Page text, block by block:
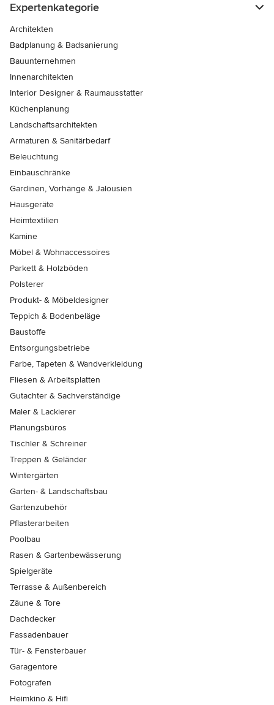
Expertenkategorie
Architekten
Badplanung & Badsanierung
Bauunternehmen
Innenarchitekten
Interior Designer & Raumausstatter
Küchenplanung
Landschaftsarchitekten
Armaturen & Sanitärbedarf
Beleuchtung
Einbauschränke
Gardinen, Vorhänge & Jalousien
Hausgeräte
Heimtextilien
Kamine
Möbel & Wohnaccessoires
Parkett & Holzböden
Polsterer
Produkt- & Möbeldesigner
Teppich & Bodenbeläge
Baustoffe
Entsorgungsbetriebe
Farbe, Tapeten & Wandverkleidung
Fliesen & Arbeitsplatten
Gutachter & Sachverständige
Maler & Lackierer
Planungsbüros
Tischler & Schreiner
Treppen & Geländer
Wintergärten
Garten- & Landschaftsbau
Gartenzubehör
Pflasterarbeiten
Poolbau
Rasen & Gartenbewässerung
Spielgeräte
Terrasse & Außenbereich
Zäune & Tore
Dachdecker
Fassadenbauer
Tür- & Fensterbauer
Garagentore
Fotografen
Heimkino & Hifi